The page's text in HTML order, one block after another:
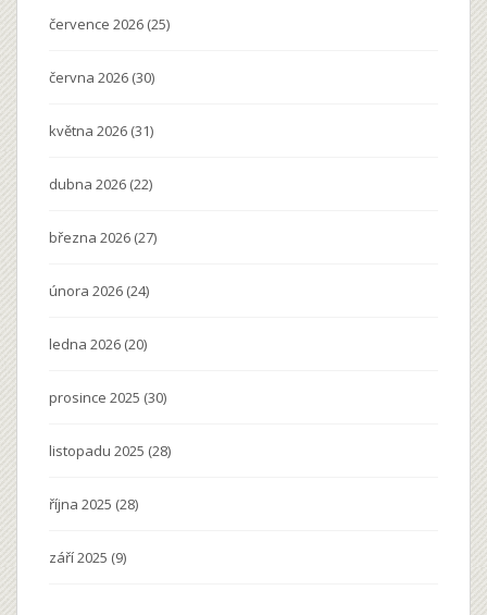
července 2026 (25)
června 2026 (30)
května 2026 (31)
dubna 2026 (22)
března 2026 (27)
února 2026 (24)
ledna 2026 (20)
prosince 2025 (30)
listopadu 2025 (28)
října 2025 (28)
září 2025 (9)